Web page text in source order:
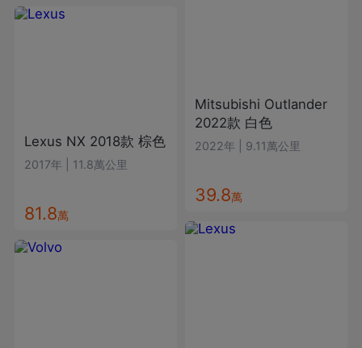
Lexus NX 2018款 棕色
2017年 11.8萬公里
81.8萬
Mitsubishi Outlander
2022款 白色
2022年 9.11萬公里
39.8萬